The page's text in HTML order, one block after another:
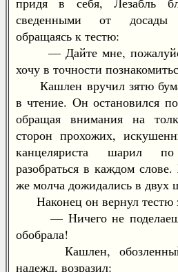
сведенными от досады
обращаясь к тестю:
— Дайте мне,
хочу в точности
Кашлен вручил зятю
в чтение. Он остановился
обращая внимания на
сторон прохожих,
канцеляриста шарил
разобраться в каждом
же молча дожидались в двух
Наконец он вернул тестю
— Ничего не
обобрала!
Кашлен, обозленный
надежд, возразил: